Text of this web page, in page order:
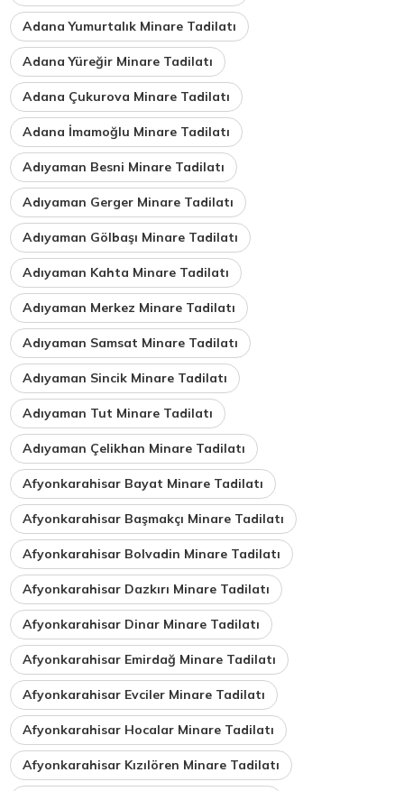
Adana Yumurtalık Minare Tadilatı
Adana Yüreğir Minare Tadilatı
Adana Çukurova Minare Tadilatı
Adana İmamoğlu Minare Tadilatı
Adıyaman Besni Minare Tadilatı
Adıyaman Gerger Minare Tadilatı
Adıyaman Gölbaşı Minare Tadilatı
Adıyaman Kahta Minare Tadilatı
Adıyaman Merkez Minare Tadilatı
Adıyaman Samsat Minare Tadilatı
Adıyaman Sincik Minare Tadilatı
Adıyaman Tut Minare Tadilatı
Adıyaman Çelikhan Minare Tadilatı
Afyonkarahisar Bayat Minare Tadilatı
Afyonkarahisar Başmakçı Minare Tadilatı
Afyonkarahisar Bolvadin Minare Tadilatı
Afyonkarahisar Dazkırı Minare Tadilatı
Afyonkarahisar Dinar Minare Tadilatı
Afyonkarahisar Emirdağ Minare Tadilatı
Afyonkarahisar Evciler Minare Tadilatı
Afyonkarahisar Hocalar Minare Tadilatı
Afyonkarahisar Kızılören Minare Tadilatı